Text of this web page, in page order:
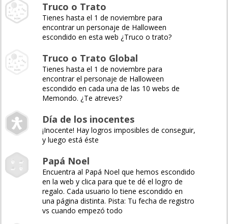
Truco o Trato
Tienes hasta el 1 de noviembre para
encontrar un personaje de Halloween
escondido en esta web ¿Truco o trato?
Truco o Trato Global
Tienes hasta el 1 de noviembre para
encontrar el personaje de Halloween
escondido en cada una de las 10 webs de
Memondo. ¿Te atreves?
Día de los inocentes
¡Inocente! Hay logros imposibles de conseguir,
y luego está éste
Papá Noel
Encuentra al Papá Noel que hemos escondido
en la web y clica para que te dé el logro de
regalo. Cada usuario lo tiene escondido en
una página distinta. Pista: Tu fecha de registro
vs cuando empezó todo